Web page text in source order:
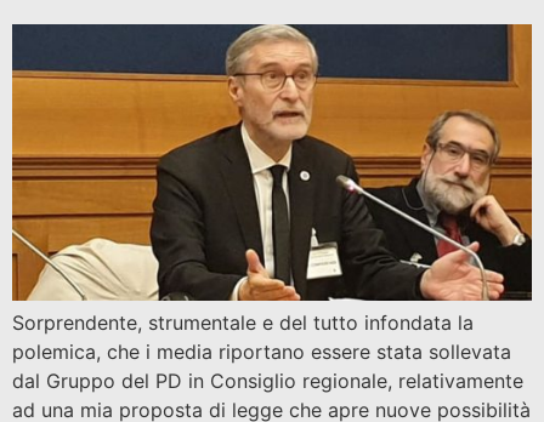
Sorprendente, strumentale e del tutto infondata la
polemica, che i media riportano essere stata sollevata
dal Gruppo del PD in Consiglio regionale, relativamente
ad una mia proposta di legge che apre nuove possibilità